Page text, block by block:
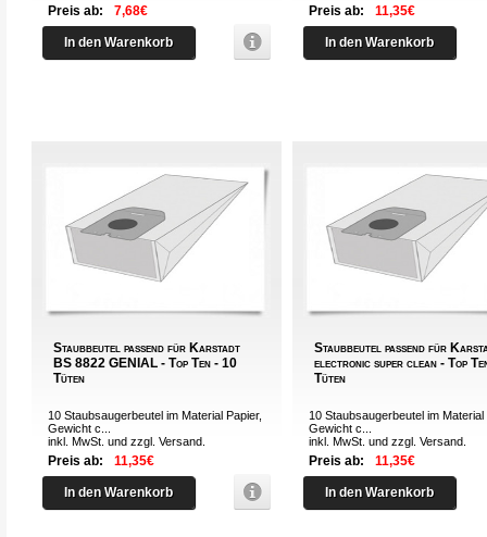
Preis ab: 7,68€
In den Warenkorb
Preis ab: 11,35€
In den Warenkorb
Staubbeutel passend für Karstadt
BS 8822 GENIAL - Top Ten - 10
Tüten
10 Staubsaugerbeutel im Material Papier,
Gewicht c...
inkl. MwSt. und zzgl.Versand
Preis ab: 11,35€
In den Warenkorb
Staubbeutel passend für
electronic super clean - Top
Tüten
10 Staubsaugerbeutel im Material
Gewicht c...
inkl. MwSt. und zzgl.Versand
Preis ab: 11,35€
In den Warenkorb